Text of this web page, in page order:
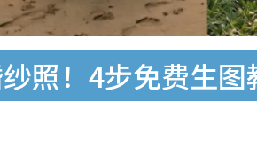
照！4步免费生